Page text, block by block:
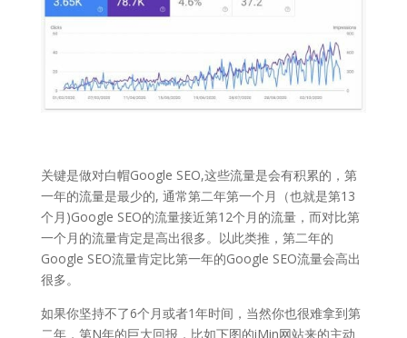
关键是做对白帽Google SEO,这些流量是会有积累的，第
一年的流量是最少的, 通常第二年第一个月（也就是第13
个月)Google SEO的流量接近第12个月的流量，而对比第
一个月的流量肯定是高出很多。以此类推，第二年的
Google SEO流量肯定比第一年的Google SEO流量会高出
很多。
如果你坚持不了6个月或者1年时间，当然你也很难拿到第
二年，第N年的巨大回报，比如下图的iMin网站来的主动